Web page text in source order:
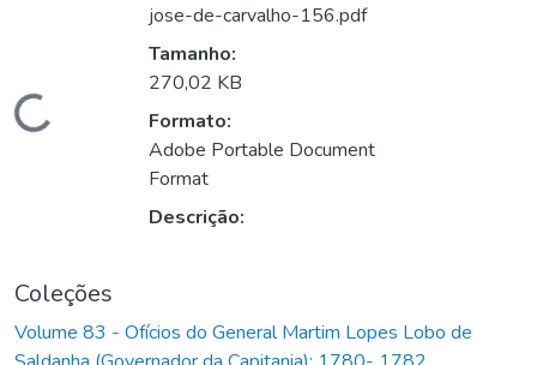
Carregando...
jose-de-carvalho-156.pdf
Tamanho:
270,02 KB
Formato:
Adobe Portable Document
Format
Descrição:
Coleções
Volume 83 - Ofícios do General Martim Lopes Lobo de